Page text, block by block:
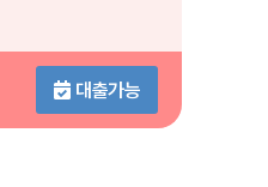
대출가능